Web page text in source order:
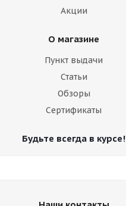
Акции
О магазине
Пункт выдачи
Статьи
Обзоры
Сертификаты
Будьте всегда в курсе!